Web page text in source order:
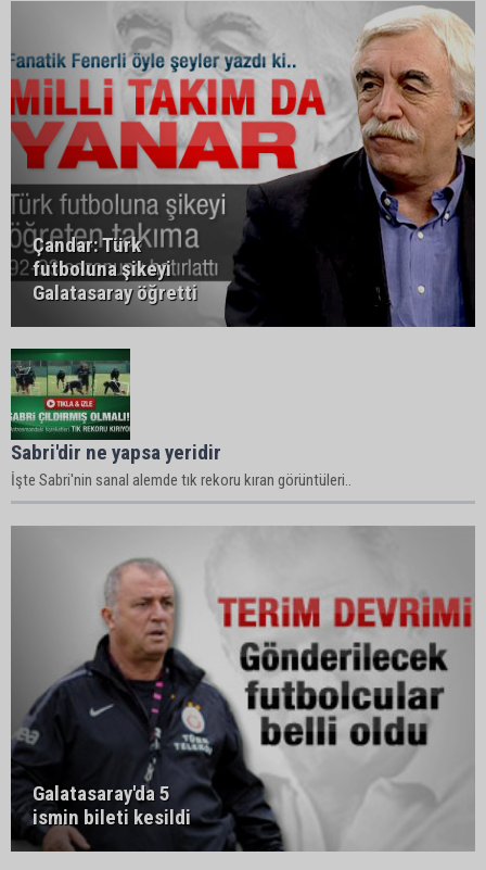
Çandar: Türk
futboluna şikeyi
Galatasaray öğretti
Sabri'dir ne yapsa yeridir
İşte Sabri'nin sanal alemde tık rekoru kıran görüntüleri..
Galatasaray'da 5
ismin bileti kesildi